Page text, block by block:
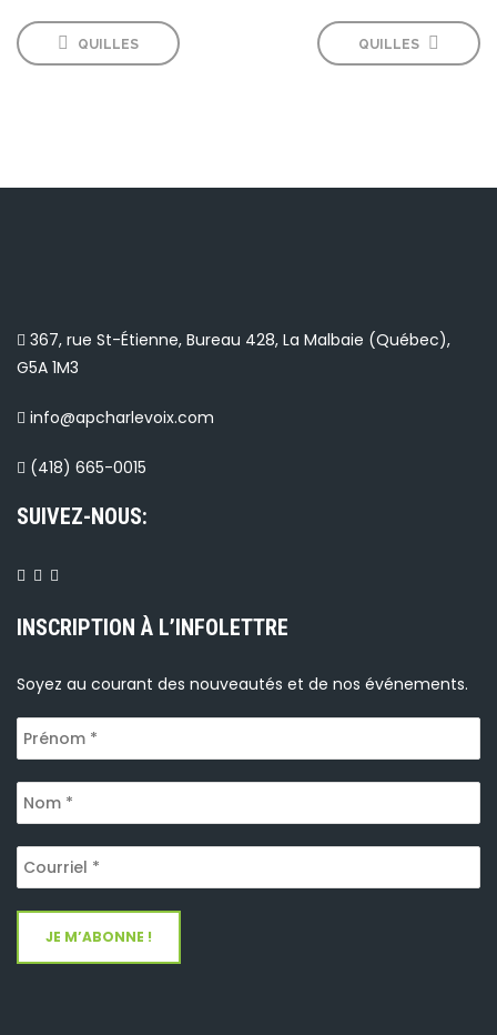
QUILLES QUILLES
367, rue St-Étienne, Bureau 428, La Malbaie (Québec),
G5A 1M3
info@apcharlevoix.com
(418) 665-0015
SUIVEZ-NOUS:
INSCRIPTION À L’INFOLETTRE
Soyez au courant des nouveautés et de nos événements.